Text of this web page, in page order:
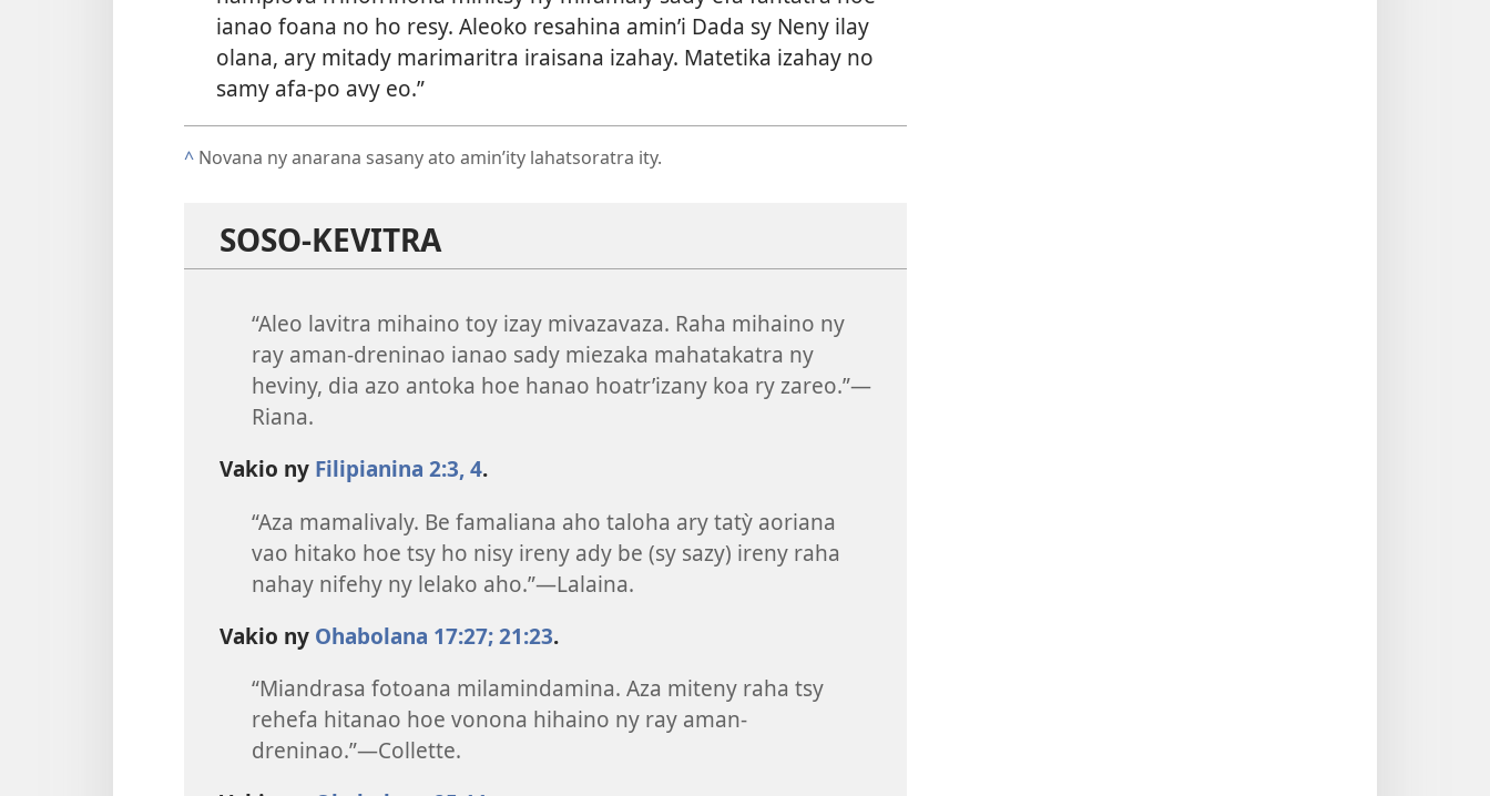
ianao foana no ho resy. Aleoko resahina amin’i Dada sy Neny ilay
olana, ary mitady marimaritra iraisana izahay. Matetika izahay no
samy afa-po avy eo.”
^ Novana ny anarana sasany ato amin’ity lahatsoratra ity.
SOSO-KEVITRA
“Aleo lavitra mihaino toy izay mivazavaza. Raha mihaino ny
ray aman-dreninao ianao sady miezaka mahatakatra ny
heviny, dia azo antoka hoe hanao hoatr’izany koa ry zareo.”—
Riana.
Vakio ny Filipianina 2:3, 4.
“Aza mamalivaly. Be famaliana aho taloha ary tatỳ aoriana
vao hitako hoe tsy ho nisy ireny ady be (sy sazy) ireny raha
nahay nifehy ny lelako aho.”—Lalaina.
Vakio ny Ohabolana 17:27;21:23.
“Miandrasa fotoana milamindamina. Aza miteny raha tsy
rehefa hitanao hoe vonona hihaino ny ray aman-
dreninao.”—Collette.